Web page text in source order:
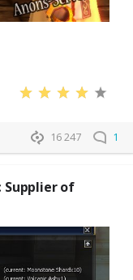
16 247 1
Supplier of